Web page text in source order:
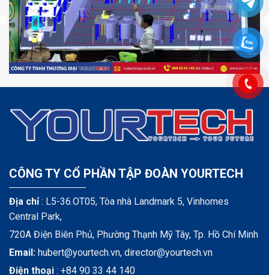
CÔNG TY CỔ PHẦN TẬP ĐOÀN YOURTECH
Địa chỉ: L5-36.OT05, Tòa nhà Landmark 5, Vinhomes
Central Park,
720A Điện Biên Phủ, Phường Thạnh Mỹ Tây, Tp. Hồ Chí Minh
Email: hubert@yourtech.vn, director@yourtech.vn
Điện thoại : +84 90 33 44 140